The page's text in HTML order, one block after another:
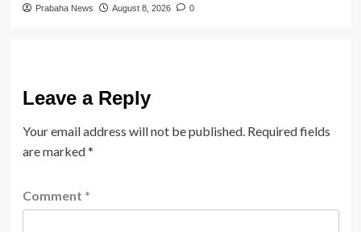
Prabaha News August 8, 2026 0
Leave a Reply
Your email address will not be published. Required fields
are marked*
Comment *